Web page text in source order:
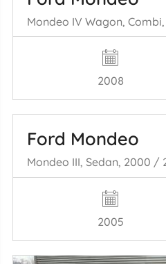
2008
Ford Mondeo
Mondeo III, Sedan, 2000 /
2005